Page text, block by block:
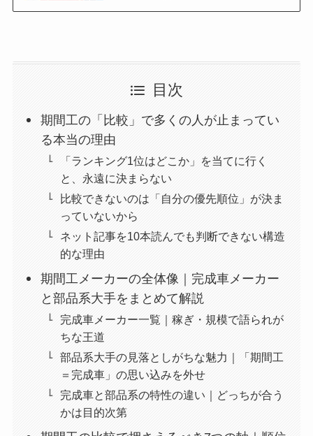
目次
期間工の「比較」で多くの人が止まってい
る本当の理由
「ランキング1位はどこか」を当てに行く
と、永遠に決まらない
比較できないのは「自分の優先順位」が決ま
っていないから
ネット記事を10本読んでも判断できない構造
的な理由
期間工メーカーの全体像｜完成車メーカー
と部品系大手をまとめて解説
完成車メーカー一覧｜稼ぎ・規模で語られが
ちな王道
部品系大手の見落としがちな魅力｜「期間工
＝完成車」の思い込みを外せ
完成車と部品系の特性の違い｜どっちが合う
かは目的次第